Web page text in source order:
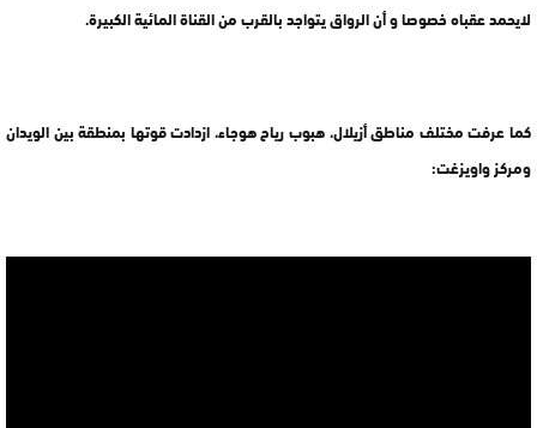
لايحمد عقباه خصوصا و أن الرواق يتواجد بالقرب من القناة المائية الكبيرة.
كما عرفت مختلف مناطق أزيلال، هبوب رياح هوجاء، ازدادت قوتها بمنطقة بين الويدان
ومركز واويزغت: